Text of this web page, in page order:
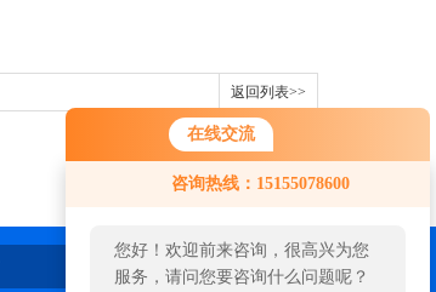
在线交流
咨询热线：15155078600
您好！欢迎前来咨询，很高兴为您
服务，请问您要咨询什么问题呢？
返回列表>>
在线留言 联系我们